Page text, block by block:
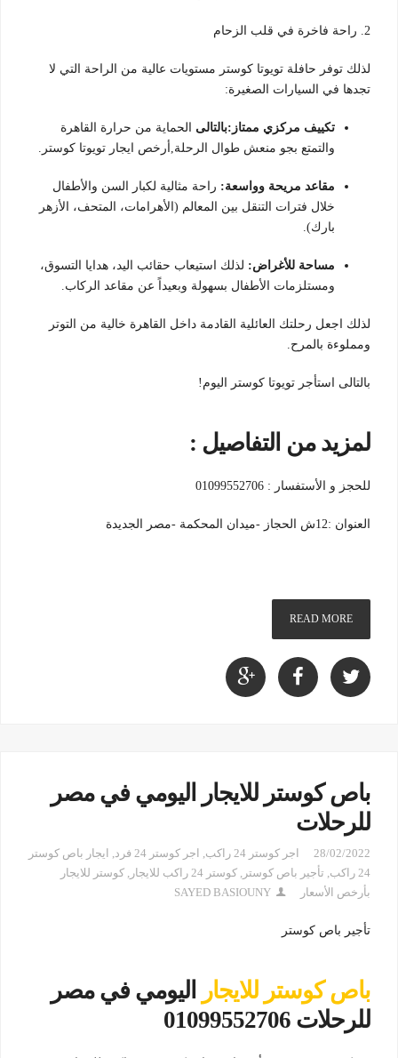
2. راحة فاخرة في قلب الزحام
لذلك توفر حافلة تويوتا كوستر مستويات عالية من الراحة التي لا
تجدها في السيارات الصغيرة:
تكييف مركزي ممتاز:بالتالى الحماية من حرارة القاهرة
والتمتع بجو منعش طوال الرحلة,أرخص ايجار تويوتا كوستر.
مقاعد مريحة وواسعة: راحة مثالية لكبار السن والأطفال
خلال فترات التنقل بين المعالم (الأهرامات، المتحف، الأزهر
بارك).
مساحة للأغراض: لذلك استيعاب حقائب اليد، هدايا التسوق،
ومستلزمات الأطفال بسهولة وبعيداً عن مقاعد الركاب.
لذلك اجعل رحلتك العائلية القادمة داخل القاهرة خالية من التوتر
ومملوءة بالمرح.
بالتالى استأجر تويوتا كوستر اليوم!
لمزيد من التفاصيل :
للحجز و الأستفسار : 01099552706
العنوان :12ش الحجاز -ميدان المحكمة -مصر الجديدة
READ MORE
باص كوستر للايجار اليومي في مصر
للرحلات
28/02/2022 اجر كوستر 24 راكب , اجر كوستر 24 فرد , ايجار باص كوستر
24 راكب
, تأجير باص كوستر , كوستر 24 راكب للايجار , كوستر للايجار
بأرخص الأسعار
SAYED BASIOUNY
تأجير باص كوستر
باص كوستر للايجار
اليومي في مصر
للرحلات 01099552706